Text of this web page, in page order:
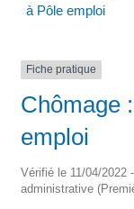
à Pôle emploi
Fiche pratique
Chômage
emploi
Vérifié le 11/04/2022
administrative